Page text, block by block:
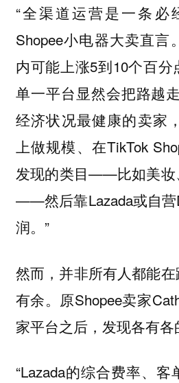
“全渠道运营是一条必
Shopee小电器大卖直言
内可能上涨5到10个百
单一平台显然会把路越
经济状况最健康的卖家
上做规模、在TikTok
发现的类目——比如美妆
——然后靠Lazada或自营
润。”
然而，并非所有人都能
有余。原Shopee卖家
家平台之后，发现各有各
“Lazada的综合费率、